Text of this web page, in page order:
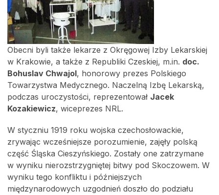
Obecni byli także lekarze z Okręgowej Izby Lekarskiej
w Krakowie, a także z Republiki Czeskiej, m.in. doc.
Bohuslav Chwajol, honorowy prezes Polskiego
Towarzystwa Medycznego. Naczelną Izbę Lekarską,
podczas uroczystości, reprezentował Jacek
Kozakiewicz, wiceprezes NRL.
W styczniu 1919 roku wojska czechosłowackie,
zrywając wcześniejsze porozumienie, zajęły polską
część Śląska Cieszyńskiego. Zostały one zatrzymane
w wyniku nierozstrzygniętej bitwy pod Skoczowem. W
wyniku tego konfliktu i późniejszych
międzynarodowych uzgodnień doszło do podziału